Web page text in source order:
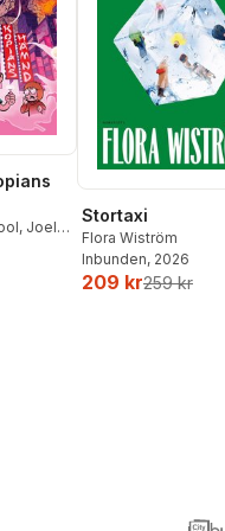
, Joel
Stortaxi
Flora Wiström
Inbunden, 2026
209 kr259 kr